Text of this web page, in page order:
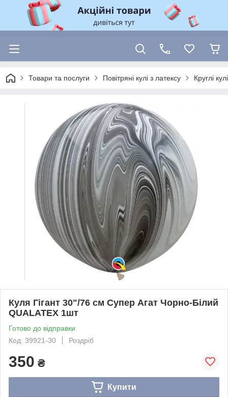
Товари та послуги Повітряні кулі з латексу Круглі
Куля Гігант 30"/76 см Супер Агат Чорно-Білий
QUALATEX 1шт
Готово до відправки
Код: 39921-30
Роздріб
350 ₴
Купити